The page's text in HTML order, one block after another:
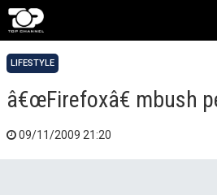
LIFESTYLE
â€œFirefoxâ€ mbush
09/11/2009 21:20